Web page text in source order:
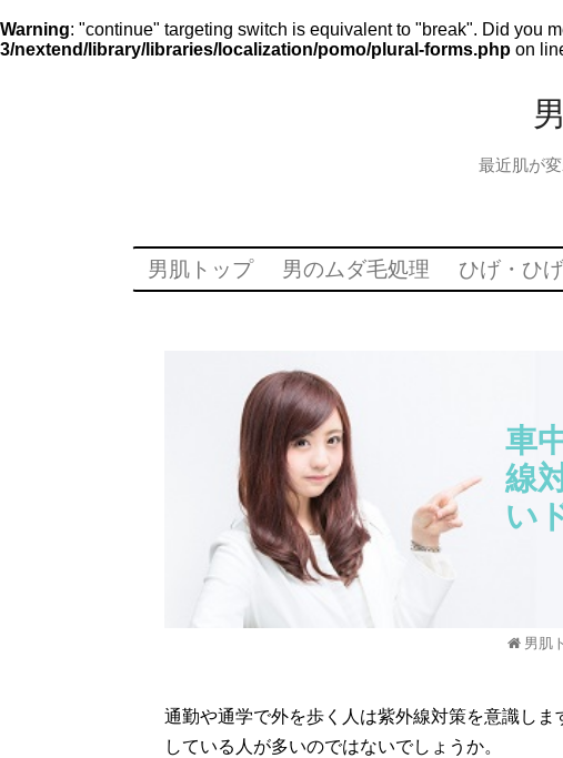
Warning: "continue" targeting switch is equivalent to "break". Did you
3/nextend/library/libraries/localization/pomo/plural-forms.php on
最近肌が
男肌トップ 男のムダ毛処理 ひげ・ひ
車
線
い
男肌
通勤や通学で外を歩く人は紫外線対策を意識し
している人が多いのではないでしょうか。